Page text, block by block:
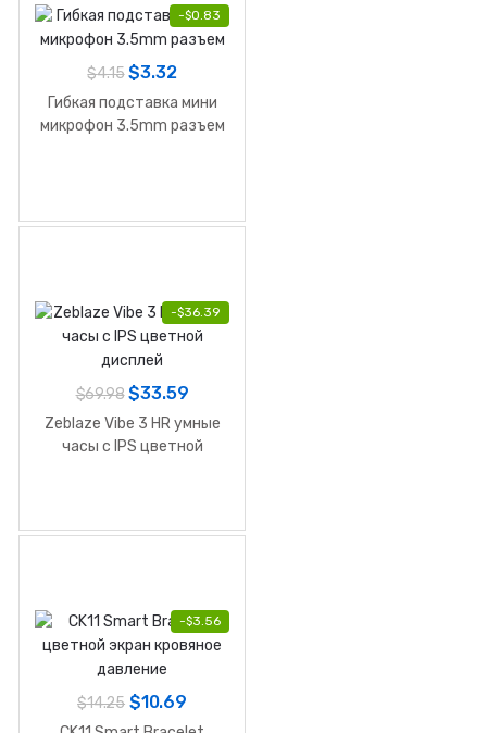
-$0.83
$4.15 $3.32
Гибкая подставка мини
микрофон 3.5mm разъем
-$36.39
$69.98 $33.59
Zeblaze Vibe 3 HR умные
часы c IPS цветной
-$3.56
$14.25 $10.69